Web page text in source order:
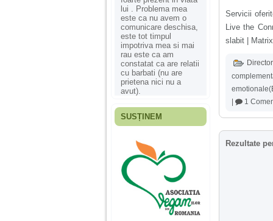
lui . Problema mea
este ca nu avem o
comunicare deschisa,
este tot timpul
impotriva mea si mai
rau este ca am
constatat ca are relatii
cu barbati (nu are
prietena nici nu a
avut).
Fiica mea s-a nascut
ani, privind in urma
realizez cat de multe
greseli am facut in
educatia si cresterea
ei, am fost o mama
egoista, preocupata
de implinirea
profesionala, cand ea
era mica am neglijat-
SUSȚINEM
Servicii
Live the
slabit |
1
Rezultate